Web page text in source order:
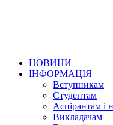
НОВИНИ
ІНФОРМАЦІЯ
Вступникам
Студентам
Аспірантам і
Викладачам